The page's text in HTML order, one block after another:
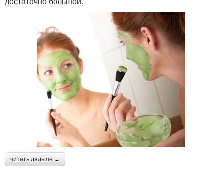
читать дальше →